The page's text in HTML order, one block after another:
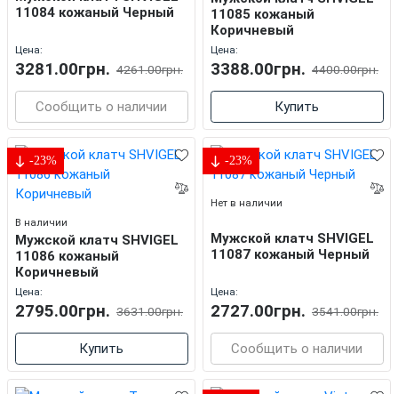
11084 кожаный Черный
Цена:
3281.00грн. 4261.00грн.
Сообщить о наличии
11085 кожаный
Коричневый
Цена:
3388.00грн. 4400.00грн.
Купить
-23%
В наличии
Мужской клатч SHVIGEL
11086 кожаный
Коричневый
Цена:
2795.00грн. 3631.00грн.
Купить
-23%
Нет в наличии
Мужской клатч SHVIGEL
11087 кожаный Черный
Цена:
2727.00грн. 3541.00грн.
Сообщить о наличии